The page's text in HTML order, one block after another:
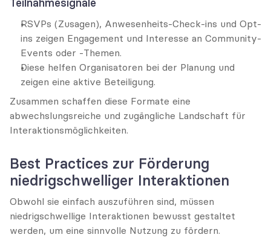
RSVPs (Zusagen), Anwesenheits-Check-ins und Opt-
ins zeigen Engagement und Interesse an Community-
Events oder -Themen.
Diese helfen Organisatoren bei der Planung und
zeigen eine aktive Beteiligung.
Zusammen schaffen diese Formate eine
abwechslungsreiche und zugängliche Landschaft für
Interaktionsmöglichkeiten.
Best Practices zur Förderung
niedrigschwelliger Interaktionen
Obwohl sie einfach auszuführen sind, müssen
niedrigschwellige Interaktionen bewusst gestaltet
werden, um eine sinnvolle Nutzung zu fördern.